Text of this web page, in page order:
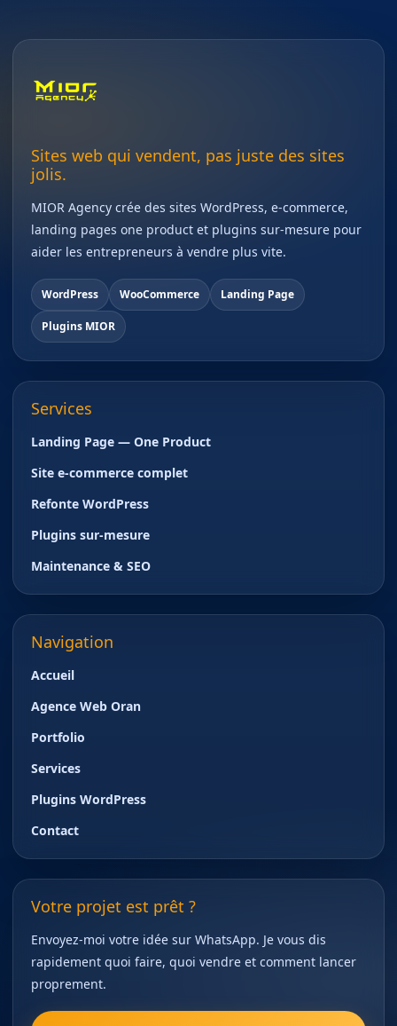
Sites web qui vendent, pas juste des sites
jolis.
MIOR Agency crée des sites WordPress, e-commerce,
landing pages one product et plugins sur-mesure pour
aider les entrepreneurs à vendre plus vite.
WordPress WooCommerce Landing Page
Plugins MIOR
Services
Landing Page — One Product
Site e-commerce complet
Refonte WordPress
Plugins sur-mesure
Maintenance & SEO
Navigation
Accueil
Agence Web Oran
Portfolio
Services
Plugins WordPress
Contact
Votre projet est prêt ?
Envoyez-moi votre idée sur WhatsApp. Je vous dis
rapidement quoi faire, quoi vendre et comment lancer
proprement.